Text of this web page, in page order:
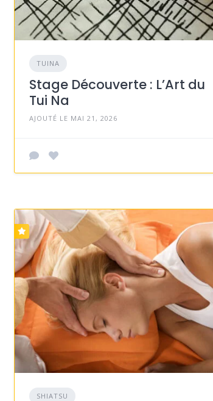
TUINA
Stage Découverte : L’Art du
Tui Na
AJOUTÉ LE MAI 21, 2026
SHIATSU